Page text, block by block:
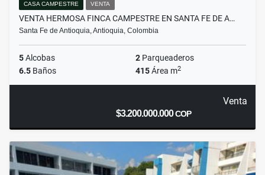
CASA CAMPESTRE VENTA
VENTA HERMOSA FINCA CAMPESTRE EN SANTA FE DE A…
Santa Fe de Antioquia, Antioquia, Colombia
5Alcobas 2 Parqueaderos
6.5 Baños 415Área m2
Venta
$3.200.000.000COP